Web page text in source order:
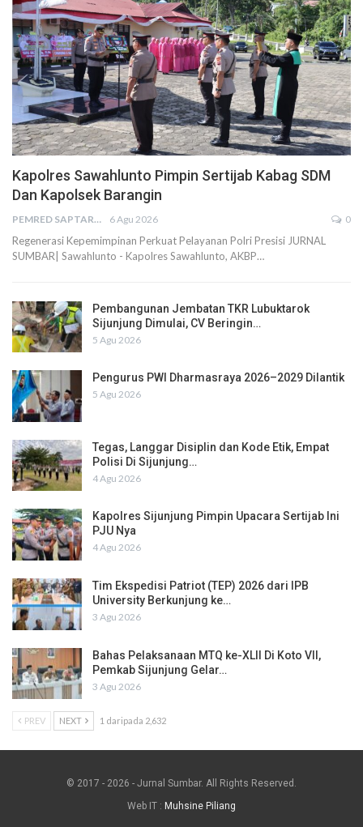
Kapolres Sawahlunto Pimpin Sertijab Kabag SDM
Dan Kapolsek Barangin
PEMRED SAPTARIUS 6 Agu 2026 0
Regenerasi Kepemimpinan Perkuat Pelayanan Polri Presisi JURNAL
SUMBAR| Sawahlunto - Kapolres Sawahlunto, AKBP…
Pembangunan Jembatan TKR Lubuktarok
Sijunjung Dimulai, CV Beringin…
5 Agu 2026
Pengurus PWI Dharmasraya 2026–2029 Dilantik
5 Agu 2026
Tegas, Langgar Disiplin dan Kode Etik, Empat
Polisi Di Sijunjung…
4 Agu 2026
Kapolres Sijunjung Pimpin Upacara Sertijab Ini
PJU Nya
4 Agu 2026
Tim Ekspedisi Patriot (TEP) 2026 dari IPB
University Berkunjung ke…
3 Agu 2026
Bahas Pelaksanaan MTQ ke-XLII Di Koto VII,
Pemkab Sijunjung Gelar…
3 Agu 2026
PREV NEXT 1 daripada 2,632
© 2017 - 2026 - Jurnal Sumbar. All Rights Reserved.
Web IT : Muhsine Piliang